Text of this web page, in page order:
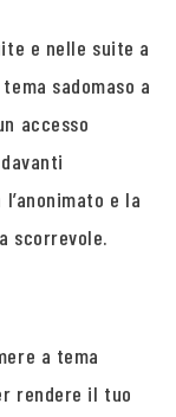
e nelle suite a
sadomaso a
accesso
e la
scorrevole.
a tema
rendere il tuo